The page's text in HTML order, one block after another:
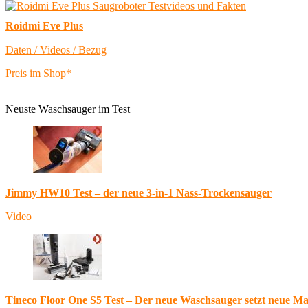
Roidmi Eve Plus
Daten / Videos / Bezug
Preis im Shop*
Neuste Waschsauger im Test
Jimmy HW10 Test – der neue 3-in-1 Nass-Trockensauger
Video
Tineco Floor One S5 Test – Der neue Waschsauger setzt neue